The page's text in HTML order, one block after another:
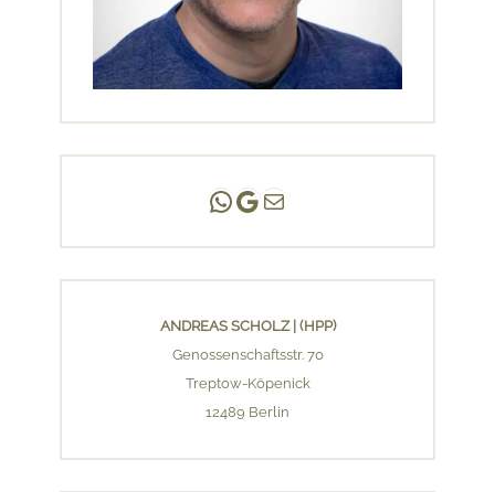
Andreas Scholz | (HPP)
Praxis Adlershof
E-Mail an mich ...
ANDREAS SCHOLZ | (HPP)
Genossenschaftsstr. 70
Treptow-Köpenick
12489 Berlin